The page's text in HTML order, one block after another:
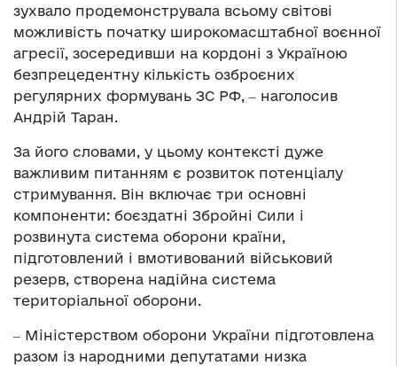
зухвало продемонструвала всьому світові
можливість початку широкомасштабної воєнної
агресії, зосередивши на кордоні з Україною
безпрецедентну кількість озброєних
регулярних формувань ЗС РФ, ‒ наголосив
Андрій Таран.
За його словами, у цьому контексті дуже
важливим питанням є розвиток потенціалу
стримування. Він включає три основні
компоненти: боєздатні Збройні Сили і
розвинута система оборони країни,
підготовлений і вмотивований військовий
резерв, створена надійна система
територіальної оборони.
‒ Міністерством оборони України підготовлена
разом із народними депутатами низка